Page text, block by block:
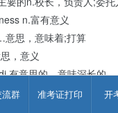
群 准考证打印 开
n.富有意义
思，意味着;打算
，意义
意思的，意味深长的
没有意